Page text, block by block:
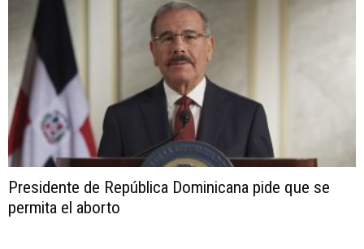
Presidente de República Dominicana pide que se
permita el aborto